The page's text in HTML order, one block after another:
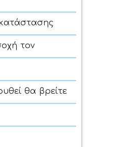
τον
θα βρείτε